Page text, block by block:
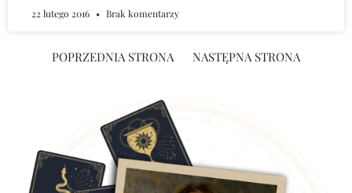
22 lutego 2016 Brak komentarzy
POPRZEDNIA STRONA NASTĘPNA STRONA